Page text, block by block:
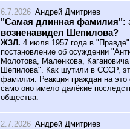
6.7.2026 Андрей Дмитриев
"Самая длинная фамилия":
возненавидел Шепилова?
ЖЗЛ. 4 июля 1957 года в
постановление об осуждении
Молотова, Маленкова,
Шепилова". Как шутили в СССР,
фамилия. Реакция граждан на
само оно имело далёкие
общества.
2.7.2026 Андрей Дмитриев